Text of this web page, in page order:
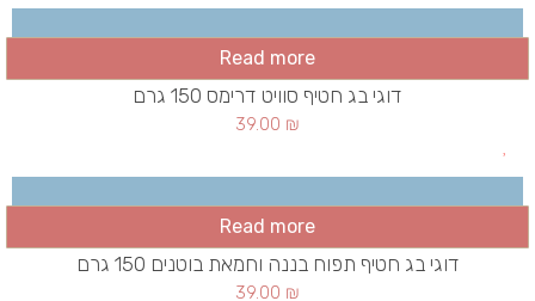
Read more
דוגי בג חטיף סוויט דרימס 150 גרם
39.00 ₪
Read more
דוגי בג חטיף תפוח בננה וחמאת בוטנים 150 גרם
39.00 ₪